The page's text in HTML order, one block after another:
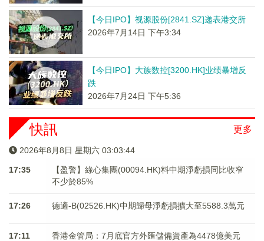
【今日IPO】视源股份[2841.SZ]递表港交所
2026年7月14日 下午3:34
【今日IPO】大族数控[3200.HK]业绩暴增反
跌
2026年7月24日 下午5:36
更多
快訊
2026年8月8日 星期六 03:03:44
17:35
【盈警】綠心集團(00094.HK)料中期淨虧損同比收窄
不少於85%
17:26 德適-B(02526.HK)中期歸母淨虧損擴大至5588.3萬元
17:11 香港金管局：7月底官方外匯儲備資產為4478億美元